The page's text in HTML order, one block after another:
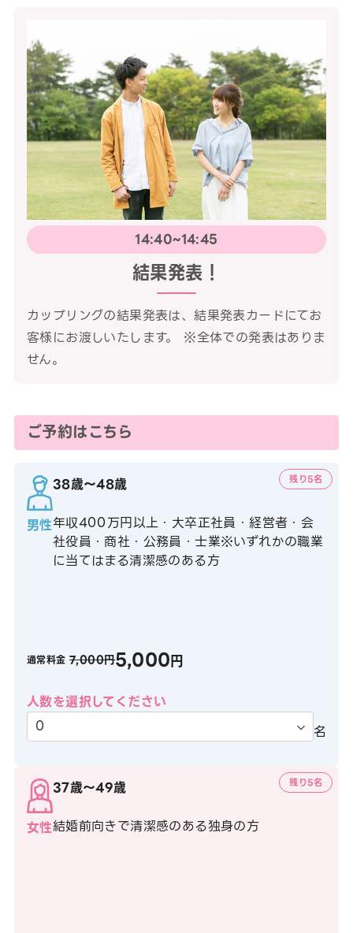
14:40~14:45
結果発表！
カップリングの結果発表は、結果発表カードにてお
客様にお渡しいたします。 ※全体での発表はありま
せん。
ご予約はこちら
男性
38歳〜48歳
年収400万円以上・大卒正社員・経営者・会
社役員・商社・公務員・士業※いずれかの職業
に当てはまる清潔感のある方
残り5名
通常料金 7,000円5,000円
人数を選択してください
名
女性
37歳〜49歳
結婚前向きで清潔感のある独身の方
残り5名